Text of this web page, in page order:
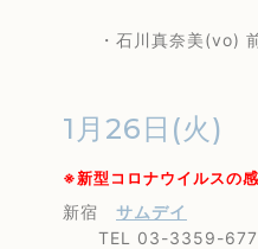
・石川真奈美(vo)
1月26日(火)
※新型コロナウイルスの
新宿 サムデイ
TEL 03-3359-